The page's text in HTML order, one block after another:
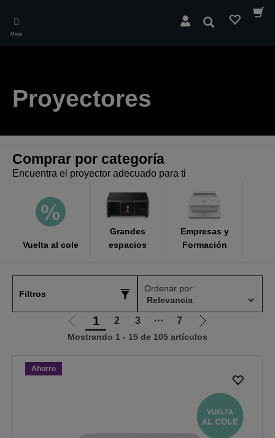
main
Menú
Buscar
Proyectores
Comprar por categoría
Encuentra el proyector adecuado para ti
Vuelta al cole
Grandes
espacios
Empresas y
Formación
Filtros
Ordenar por:
Ir
a
1 2 3 ⋯ 7
Ir
a
siguiente
Mostrando 1 - 15 de 105 artículos
Ahorro